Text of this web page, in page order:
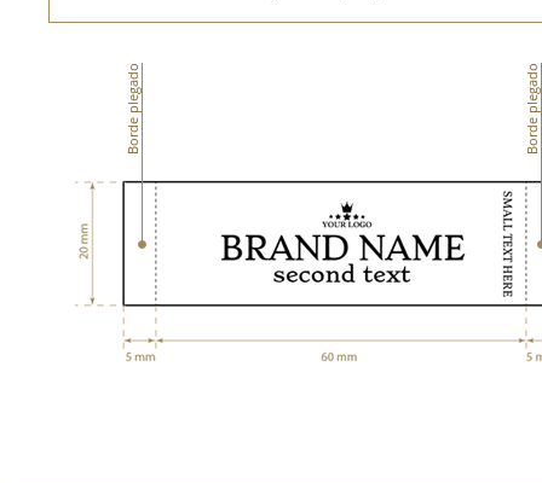
Borde plegado Borde plegado